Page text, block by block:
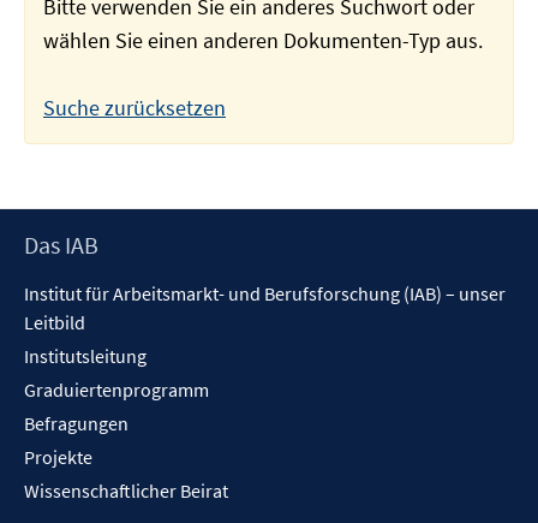
Bitte verwenden Sie ein anderes Suchwort oder
wählen Sie einen anderen Dokumenten-Typ aus.
Suche zurücksetzen
Footer
Das IAB
Institut für Arbeitsmarkt- und Berufsforschung (IAB) – unser
Leitbild
Institutsleitung
Graduiertenprogramm
Befragungen
Projekte
Wissenschaftlicher Beirat